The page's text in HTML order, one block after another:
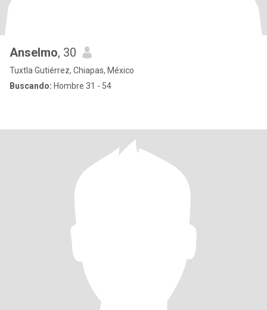
Anselmo, 30
Tuxtla Gutiérrez, Chiapas, México
Buscando: Hombre 31 - 54